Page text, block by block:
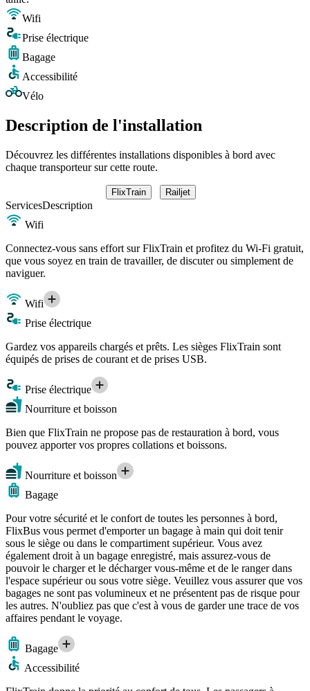
Wifi
Prise électrique
Bagage
Accessibilité
Vélo
Description de l'installation
Découvrez les différentes installations disponibles à bord avec
chaque transporteur sur cette route.
FlixTrain Railjet
ServicesDescription
Wifi
Connectez-vous sans effort sur FlixTrain et profitez du Wi-Fi gratuit,
que vous soyez en train de travailler, de discuter ou simplement de
naviguer.
Wifi
Prise électrique
Gardez vos appareils chargés et prêts. Les sièges FlixTrain sont
équipés de prises de courant et de prises USB.
Prise électrique
Nourriture et boisson
Bien que FlixTrain ne propose pas de restauration à bord, vous
pouvez apporter vos propres collations et boissons.
Nourriture et boisson
Bagage
Pour votre sécurité et le confort de toutes les personnes à bord,
FlixBus vous permet d'emporter un bagage à main qui doit tenir
sous le siège ou dans le compartiment supérieur. Vous avez
également droit à un bagage enregistré, mais assurez-vous de
pouvoir le charger et le décharger vous-même et de le ranger dans
l'espace supérieur ou sous votre siège. Veuillez vous assurer que vos
bagages ne sont pas volumineux et ne présentent pas de risque pour
les autres. N'oubliez pas que c'est à vous de garder une trace de vos
affaires pendant le voyage.
Bagage
Accessibilité